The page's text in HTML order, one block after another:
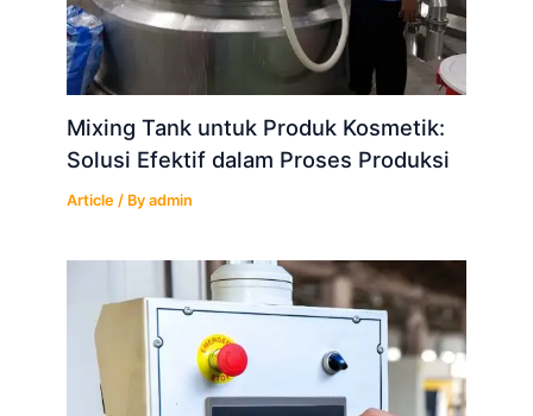
Mixing Tank untuk Produk Kosmetik:
Solusi Efektif dalam Proses Produksi
Article / Byadmin